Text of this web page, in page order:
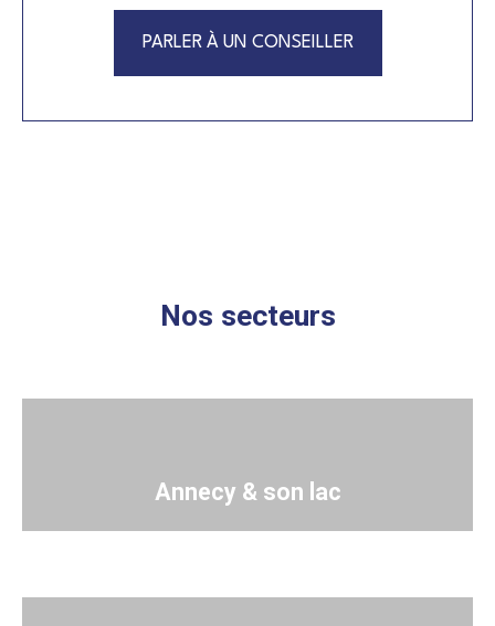
PARLER À UN CONSEILLER
Nos secteurs
Annecy & son lac